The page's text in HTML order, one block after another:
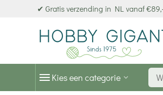
✔ Gratis verzending in NL vanaf
Kies een categorie